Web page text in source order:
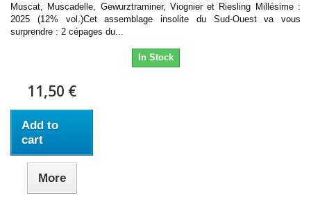
Muscat, Muscadelle, Gewurztraminer, Viognier et Riesling Millésime :
2025 (12% vol.)Cet assemblage insolite du Sud-Ouest va vous
surprendre : 2 cépages du...
In Stock
11,50 €
Add to
cart
More